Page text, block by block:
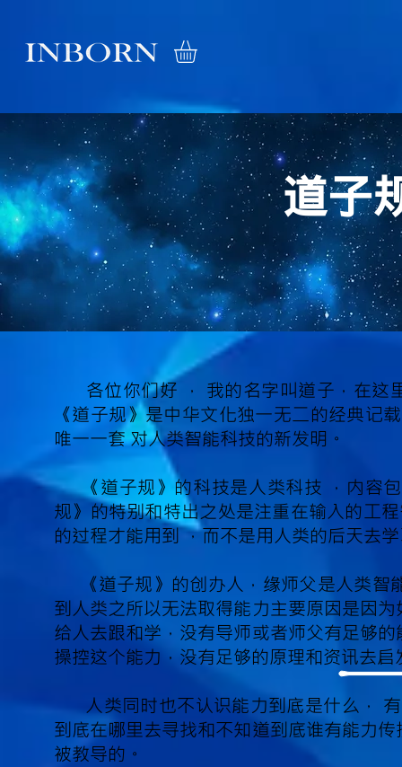
道子
各位你们好 ， 我的名字叫道子，在这
《道子规》是中华文化独一无二的经典记
唯一一套 对人类智能科技的新发明。
《道子规》的科技是人类科技 ，内容包
规》的特别和特出之处是注重在输入的工
的过程才能用到 ，而不是用人类的后天去
《道子规》的创办人，缘师父是人类智
到人类之所以无法取得能力主要原因是因
给人去跟和学，没有导师或者师父有足够
操控这个能力，没有足够的原理和资讯去
人类同时也不认识能力到底是什么， 有
到底在哪里去寻找和不知道到底谁有能力
被教导的。